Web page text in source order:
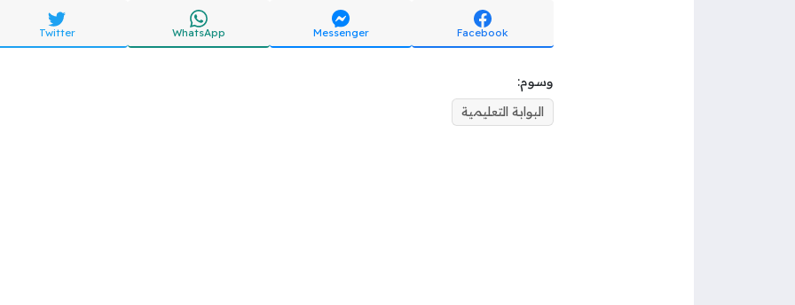
Facebook
Messenger
WhatsApp
Twitter
وسوم:
البوابة التعليمية